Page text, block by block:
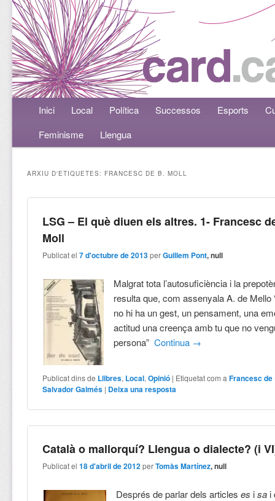
Menú principalAneu al contingut principal
Aneu al contingut secundari
Inici Local Política Successos Esports
Feminisme
Llengua
ARXIU D'ETIQUETES: FRANCESC DE B. MOLL
LSG – El què diuen els altres. 1- Francesc
Moll
Publicat el7 d'octubre de 2013 perGuillem Pont, null
Malgrat tota l’autosuficiència i la
resulta que, com assenyala A. de Mello
no hi ha un gest, un pensament, una
actitud una creença amb tu que no
persona”Continua →
Publicat dins de Llibres, Local,Opinió | Etiquetat com a Francesc de
Salvador Galmés | Deixa una resposta
Català o mallorquí? Llengua o dialecte? (i
Publicat el18 d'abril de 2012 perTomàs Martínez, null
Després de parlar dels articleses isa i